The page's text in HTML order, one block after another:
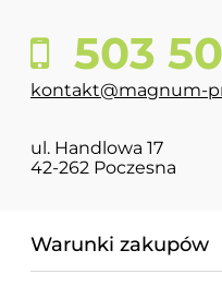
503
kontakt@magnum-
ul. Handlowa 17
42-262 Poczesna
Warunki zakupów